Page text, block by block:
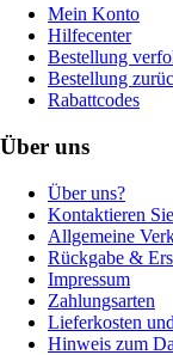
Mein Konto
Hilfecenter
Bestellung
Bestellung
Rabattcodes
Über uns
Über uns?
Kontaktieren
Allgemeine
Rückgabe &
Impressum
Zahlungsarten
Lieferkosten
Hinweis zum